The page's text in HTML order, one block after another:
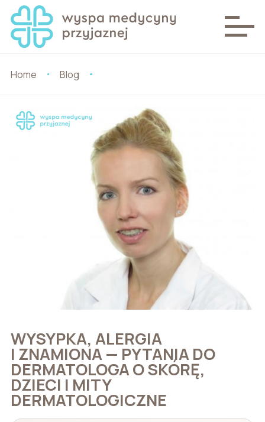
Home Blog
WYSYPKA, ALERGIA
I ZNAMIONA — PYTANIA DO
DERMATOLOGA O SKÓRĘ,
DZIECI I MITY
DERMATOLOGICZNE